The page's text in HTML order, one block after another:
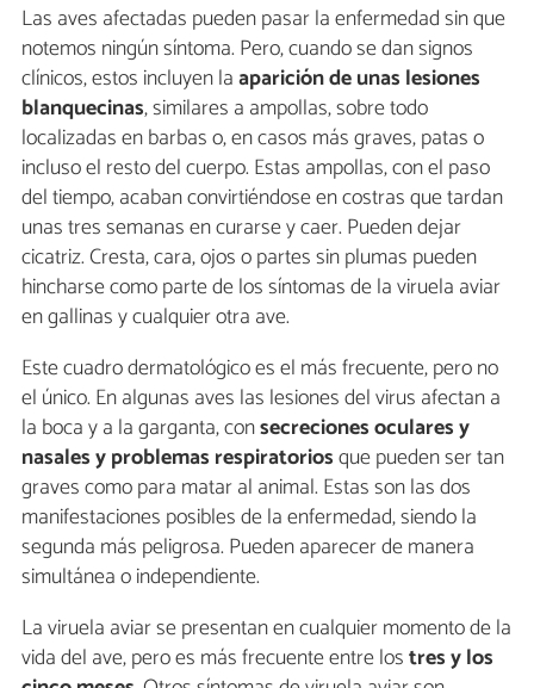
Las aves afectadas pueden pasar la enfermedad sin que
notemos ningún síntoma. Pero, cuando se dan signos
clínicos, estos incluyen laaparición de unas lesiones
blanquecinas, similares a ampollas, sobre todo
localizadas en barbas o, en casos más graves, patas o
incluso el resto del cuerpo. Estas ampollas, con el paso
del tiempo, acaban convirtiéndose en costras que tardan
unas tres semanas en curarse y caer. Pueden dejar
cicatriz. Cresta, cara, ojos o partes sin plumas pueden
hincharse como parte de los síntomas de la viruela aviar
en gallinas y cualquier otra ave.
Este cuadro dermatológico es el más frecuente, pero no
el único. En algunas aves las lesiones del virus afectan a
la boca y a la garganta, consecreciones oculares y
nasales y problemas respiratoriosque pueden ser tan
graves como para matar al animal. Estas son las dos
manifestaciones posibles de la enfermedad, siendo la
segunda más peligrosa. Pueden aparecer de manera
simultánea o independiente.
La viruela aviar se presentan en cualquier momento de la
vida del ave, pero es más frecuente entre lostres y los